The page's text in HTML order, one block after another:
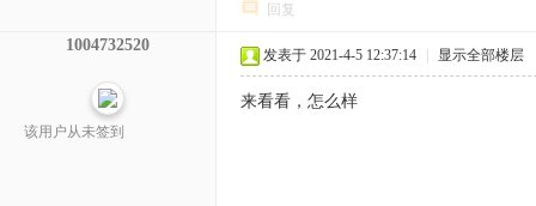
回复
1004732520
该用户从未签到
发表于 2021-4-5 12:37:14 显示全部楼层
来看看，怎么样